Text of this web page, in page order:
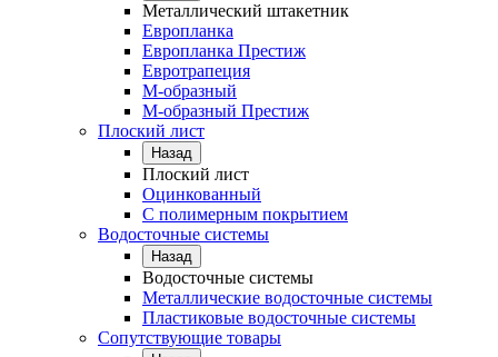
Металлический штакетник
Европланка
Европланка Престиж
Евротрапеция
М-образный
М-образный Престиж
Плоский лист
Назад
Плоский лист
Оцинкованный
С полимерным покрытием
Водосточные системы
Назад
Водосточные системы
Металлические водосточные системы
Пластиковые водосточные системы
Сопутствующие товары